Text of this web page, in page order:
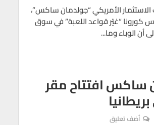
الأمريكي “جولدمان ساكس”،
كورونا “غيّر قواعد اللعبة” في سوق
أن الوباء وما...
ساكس افتتاح مقر
أضف تعليق